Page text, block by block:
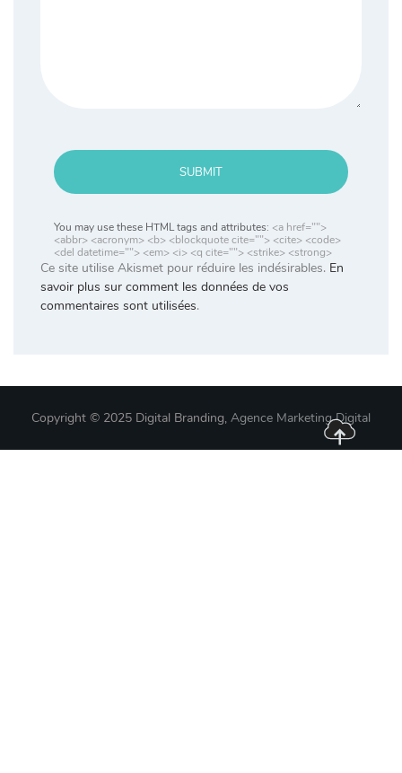
SUBMIT
You may use these HTML tags and attributes: <a href="">
<abbr> <acronym> <b> <blockquote cite=""> <cite> <code>
<del datetime=""> <em> <i> <q cite=""> <strike> <strong>
Ce site utilise Akismet pour réduire les indésirables. En
savoir plus sur comment les données de vos
commentaires sont utilisées.
Copyright © 2025 Digital Branding, Agence Marketing Digital